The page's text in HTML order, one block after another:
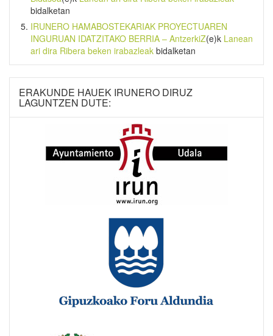
bidalketan
IRUNERO HAMABOSTEKARIAK PROYECTUAREN
INGURUAN IDATZITAKO BERRIA – AntzerkiZ(e)k Lanean
ari dira Ribera beken irabazleak bidalketan
ERAKUNDE HAUEK IRUNERO DIRUZ
LAGUNTZEN DUTE: